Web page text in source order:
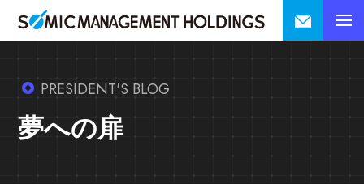
PRESIDENT'S BLOG
夢への扉